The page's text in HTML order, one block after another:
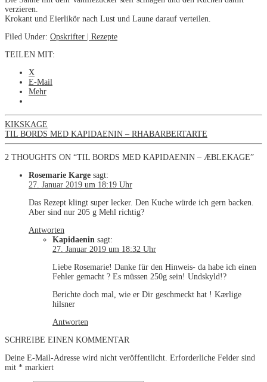
verzieren.
Krokant und Eierlikör nach Lust und Laune darauf verteilen.
Filed Under: Opskrifter | Rezepte
TEILEN MIT:
X
E-Mail
Mehr
KIKSKAGE
TIL BORDS MED KAPIDAENIN – RHABARBERTARTE
2 THOUGHTS ON “TIL BORDS MED KAPIDAENIN – ÆBLEKAGE”
Rosemarie Karge sagt:
27. Januar 2019 um 18:19 Uhr
Das Rezept klingt super lecker. Den Kuche würde ich gern backen.
Aber sind nur 205 g Mehl richtig?
Antworten
Kapidaenin sagt:
27. Januar 2019 um 18:32 Uhr
Liebe Rosemarie! Danke für den Hinweis- da habe ich einen
Fehler gemacht ? Es müssen 250g sein! Undskyld!?
Berichte doch mal, wie er Dir geschmeckt hat ! Kærlige
hilsner
Antworten
SCHREIBE EINEN KOMMENTAR
Deine E-Mail-Adresse wird nicht veröffentlicht. Erforderliche Felder sind
mit * markiert